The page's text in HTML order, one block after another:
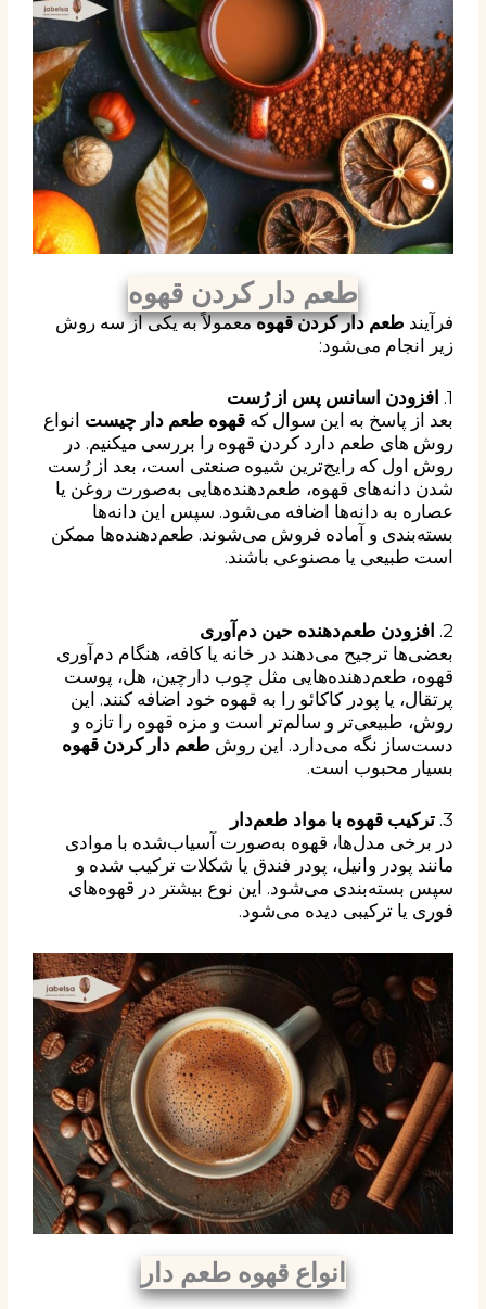
طعم دار کردن قهوه
فرآیندطعم دار کردن قهوهمعمولاً به یکی از سه روش
زیر انجام می‌شود:
افزودن اسانس پس از رُست
بعد از پاسخ به این سوال کهقهوه طعم دار چیستانواع
روش های طعم دارد کردن قهوه را بررسی میکنیم. در
روش اول که رایج‌ترین شیوه صنعتی است، بعد از رُست
شدن دانه‌های قهوه، طعم‌دهنده‌هایی به‌صورت روغن یا
عصاره به دانه‌ها اضافه می‌شود. سپس این دانه‌ها
بسته‌بندی و آماده فروش می‌شوند. طعم‌دهنده‌ها ممکن
است طبیعی یا مصنوعی باشند.
افزودن طعم‌دهنده حین دم‌آوری
بعضی‌ها ترجیح می‌دهند در خانه یا کافه، هنگام دم‌آوری
قهوه، طعم‌دهنده‌هایی مثل چوب دارچین، هل، پوست
پرتقال، یا پودر کاکائو را به قهوه خود اضافه کنند. این
روش، طبیعی‌تر و سالم‌تر است و مزه قهوه را تازه و
دست‌ساز نگه می‌دارد. این روش طعم دار کردن قهوه
بسیار محبوب است.
ترکیب قهوه با مواد طعم‌دار
در برخی مدل‌ها، قهوه به‌صورت آسیاب‌شده با موادی
مانند پودر وانیل، پودر فندق یا شکلات ترکیب شده و
سپس بسته‌بندی می‌شود. این نوع بیشتر در قهوه‌های
فوری یا ترکیبی دیده می‌شود.
انواع قهوه طعم دار